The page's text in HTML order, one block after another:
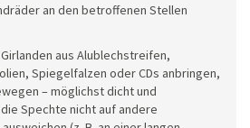
an den betroffenen Stellen
aus Alublechstreifen,
Spiegelfalzen oder CDs anbringen,
– möglichst dicht und
Spechte nicht auf andere